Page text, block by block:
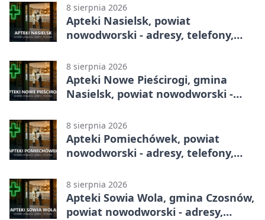
8 sierpnia 2026
Apteki Nasielsk, powiat
nowodworski - adresy, telefony,
8 sierpnia 2026
Apteki Nowe Pieścirogi, gmina
Nasielsk, powiat nowodworski -
8 sierpnia 2026
Apteki Pomiechówek, powiat
nowodworski - adresy, telefony,
8 sierpnia 2026
Apteki Sowia Wola, gmina Czosnów,
powiat nowodworski - adresy,